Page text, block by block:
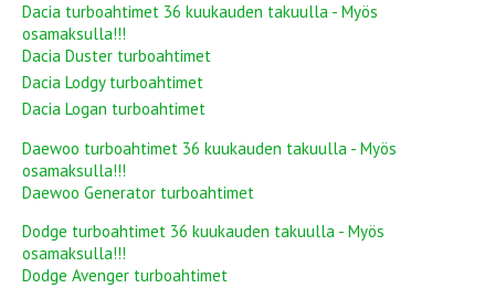
Dacia turboahtimet 36 kuukauden takuulla - Myös
osamaksulla!!!
Dacia Duster turboahtimet
Dacia Lodgy turboahtimet
Dacia Logan turboahtimet
Daewoo turboahtimet 36 kuukauden takuulla - Myös
osamaksulla!!!
Daewoo Generator turboahtimet
Dodge turboahtimet 36 kuukauden takuulla - Myös
osamaksulla!!!
Dodge Avenger turboahtimet